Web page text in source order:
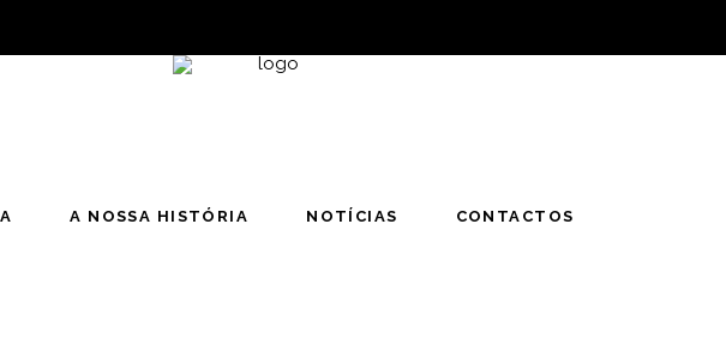
A NOSSA HISTÓRIA NOTÍCIAS CONTACTOS